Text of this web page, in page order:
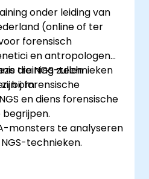
onder leiding van
(online of ter
forensisch
en antropologen
die NGS-technieken
bij forensische
training zullen
om:
en diens forensische
monsters te analyseren
technieken.
en